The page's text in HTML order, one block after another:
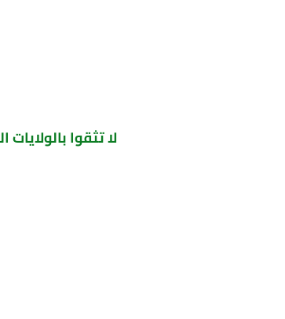
لا تثقوا بالولايات المتحدة (13) اميركا تطلب من العراق أن لا يعدم